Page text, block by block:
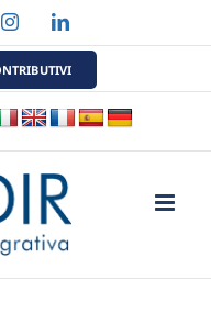
InstagramLinkedIn